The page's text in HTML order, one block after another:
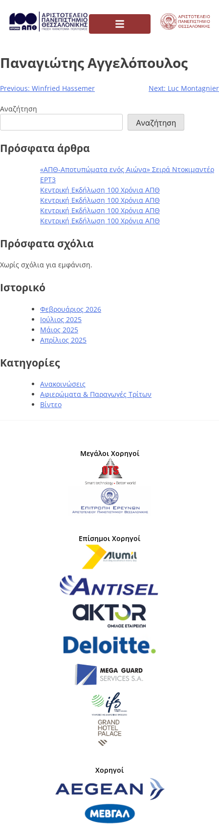
Παναγιώτης Αγγελόπουλος
Previous: Winfried Hassemer Next: Luc Montagnier
Αναζήτηση
Αναζήτηση
Πρόσφατα άρθρα
«ΑΠΘ-Αποτυπώματα ενός Αιώνα» Σειρά Ντοκιμαντέρ
ΕΡΤ3
Κεντρική Εκδήλωση 100 Χρόνια ΑΠΘ
Κεντρική Εκδήλωση 100 Χρόνια ΑΠΘ
Κεντρική Εκδήλωση 100 Χρόνια ΑΠΘ
Κεντρική Εκδήλωση 100 Χρόνια ΑΠΘ
Πρόσφατα σχόλια
Χωρίς σχόλια για εμφάνιση.
Ιστορικό
Φεβρουάριος 2026
Ιούλιος 2025
Μάιος 2025
Απρίλιος 2025
Kατηγορίες
Ανακοινώσεις
Αφιερώματα & Παραγωγές Τρίτων
Βίντεο
Μεγάλοι Χορηγοί
Επίσημοι Χορηγοί
Χορηγοί